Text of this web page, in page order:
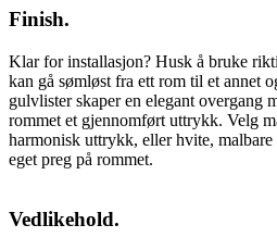
Finish.
Klar for installasjon? Husk å bruke
kan gå sømløst fra ett rom til et annet
gulvlister skaper en elegant overgang
rommet et gjennomført uttrykk. Velg
harmonisk uttrykk, eller hvite, malbare
eget preg på rommet.
Vedlikehold.